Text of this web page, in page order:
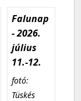
Falunap
- 2026.
július
11.-12.
fotó:
Tüskés